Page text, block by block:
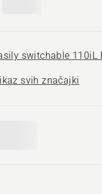
switchable 110iL
svih značajki